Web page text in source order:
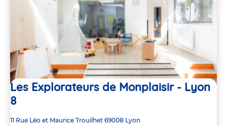
Les Explorateurs de Monplaisir - Lyon
8
Adresse
11 Rue Léo et Maurice Trouilhet 69008 Lyon